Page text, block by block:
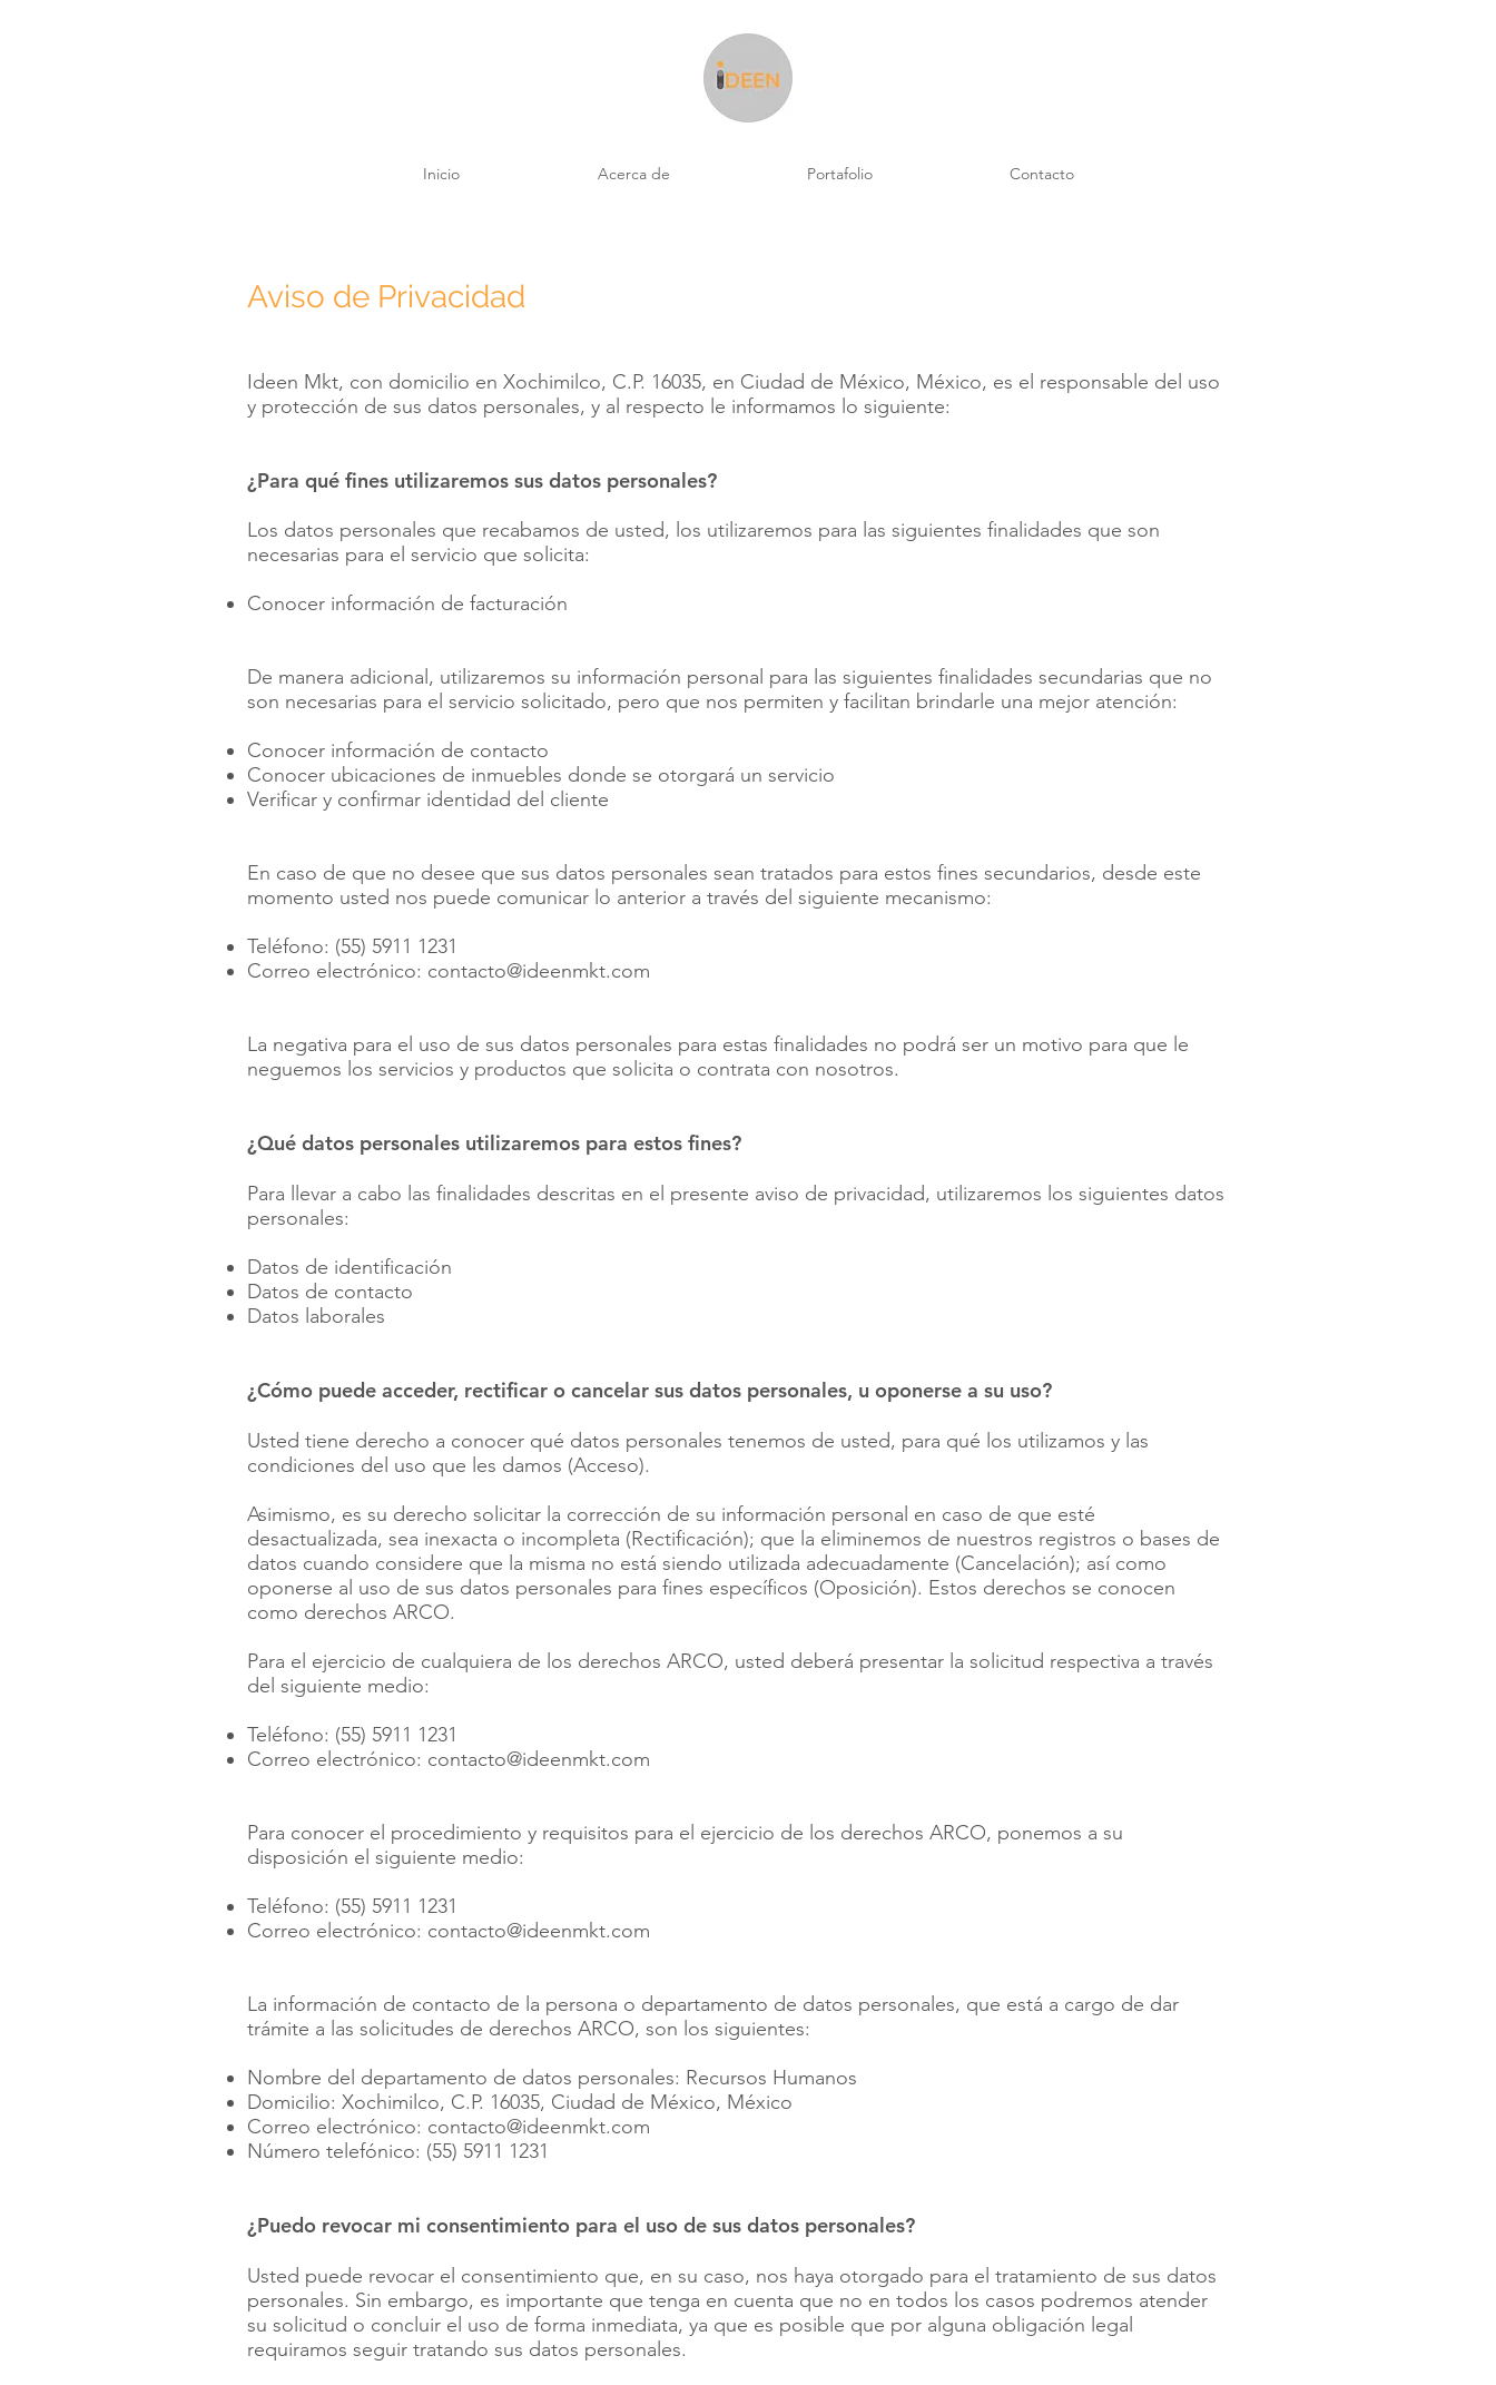
Inicio Acerca de Portafolio Contacto
Aviso de Privacidad
Ideen Mkt, con domicilio en Xochimilco, C.P. 16035, en Ciudad de México, México, es el responsable del uso
y protección de sus datos personales, y al respecto le informamos lo siguiente:
¿Para qué fines utilizaremos sus datos personales?
Los datos personales que recabamos de usted, los utilizaremos para las siguientes finalidades que son
necesarias para el servicio que solicita:
Conocer información de facturación
De manera adicional, utilizaremos su información personal para las siguientes finalidades secundarias que no
son necesarias para el servicio solicitado, pero que nos permiten y facilitan brindarle una mejor atención:
Conocer información de contacto
Conocer ubicaciones de inmuebles donde se otorgará un servicio
Verificar y confirmar identidad del cliente
En caso de que no desee que sus datos personales sean tratados para estos fines secundarios, desde este
momento usted nos puede comunicar lo anterior a través del siguiente mecanismo:
Teléfono: (55) 5911 1231
Correo electrónico: contacto@ideenmkt.com
La negativa para el uso de sus datos personales para estas finalidades no podrá ser un motivo para que le
neguemos los servicios y productos que solicita o contrata con nosotros.
¿Qué datos personales utilizaremos para estos fines?
Para llevar a cabo las finalidades descritas en el presente aviso de privacidad, utilizaremos los siguientes datos
personales:
Datos de identificación
Datos de contacto
Datos laborales
¿Cómo puede acceder, rectificar o cancelar sus datos personales, u oponerse a su uso?
Usted tiene derecho a conocer qué datos personales tenemos de usted, para qué los utilizamos y las
condiciones del uso que les damos (Acceso).
Asimismo, es su derecho solicitar la corrección de su información personal en caso de que esté
desactualizada, sea inexacta o incompleta (Rectificación); que la eliminemos de nuestros registros o bases de
datos cuando considere que la misma no está siendo utilizada adecuadamente (Cancelación); así como
oponerse al uso de sus datos personales para fines específicos (Oposición). Estos derechos se conocen
como derechos ARCO.
Para el ejercicio de cualquiera de los derechos ARCO, usted deberá presentar la solicitud respectiva a través
del siguiente medio:
Teléfono: (55) 5911 1231
Correo electrónico: contacto@ideenmkt.com
Para conocer el procedimiento y requisitos para el ejercicio de los derechos ARCO, ponemos a su
disposición el siguiente medio:
Teléfono: (55) 5911 1231
Correo electrónico: contacto@ideenmkt.com
La información de contacto de la persona o departamento de datos personales, que está a cargo de dar
trámite a las solicitudes de derechos ARCO, son los siguientes:
Nombre del departamento de datos personales: Recursos Humanos
Domicilio: Xochimilco, C.P. 16035, Ciudad de México, México
Correo electrónico: contacto@ideenmkt.com
Número telefónico: (55) 5911 1231
¿Puedo revocar mi consentimiento para el uso de sus datos personales?
Usted puede revocar el consentimiento que, en su caso, nos haya otorgado para el tratamiento de sus datos
personales. Sin embargo, es importante que tenga en cuenta que no en todos los casos podremos atender
su solicitud o concluir el uso de forma inmediata, ya que es posible que por alguna obligación legal
requiramos seguir tratando sus datos personales.